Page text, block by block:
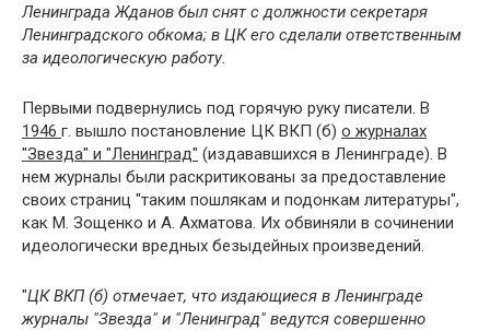
Ленинграда Жданов был снят с должности секретаря
Ленинградского обкома; в ЦК его сделали ответственным
за идеологическую работу.
Первыми подвернулись под горячую руку писатели. В
1946 г. вышло постановление ЦК ВКП (б) о журналах
"Звезда" и "Ленинград" (издававшихся в Ленинграде). В
нем журналы были раскритикованы за предоставление
своих страниц "таким пошлякам и подонкам литературы",
как М. Зощенко и А. Ахматова. Их обвиняли в сочинении
идеологически вредных безыдейных произведений.
"ЦК ВКП (б) отмечает, что издающиеся в Ленинграде
журналы "Звезда" и "Ленинград" ведутся совершенно